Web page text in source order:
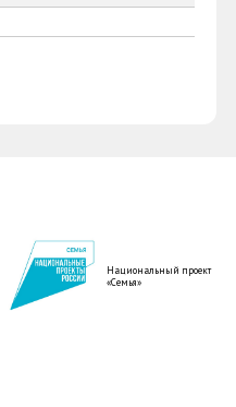
Национальный проект
«Семья»